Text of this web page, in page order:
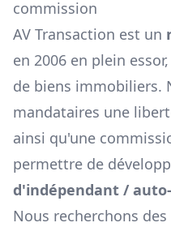
commission
AV Transaction est un
en 2006 en plein
de biens immobiliers.
mandataires une
ainsi qu'une
permettre de
d'indépendant /
Nous recherchons des